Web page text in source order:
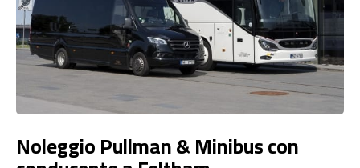
Noleggio Pullman & Minibus con